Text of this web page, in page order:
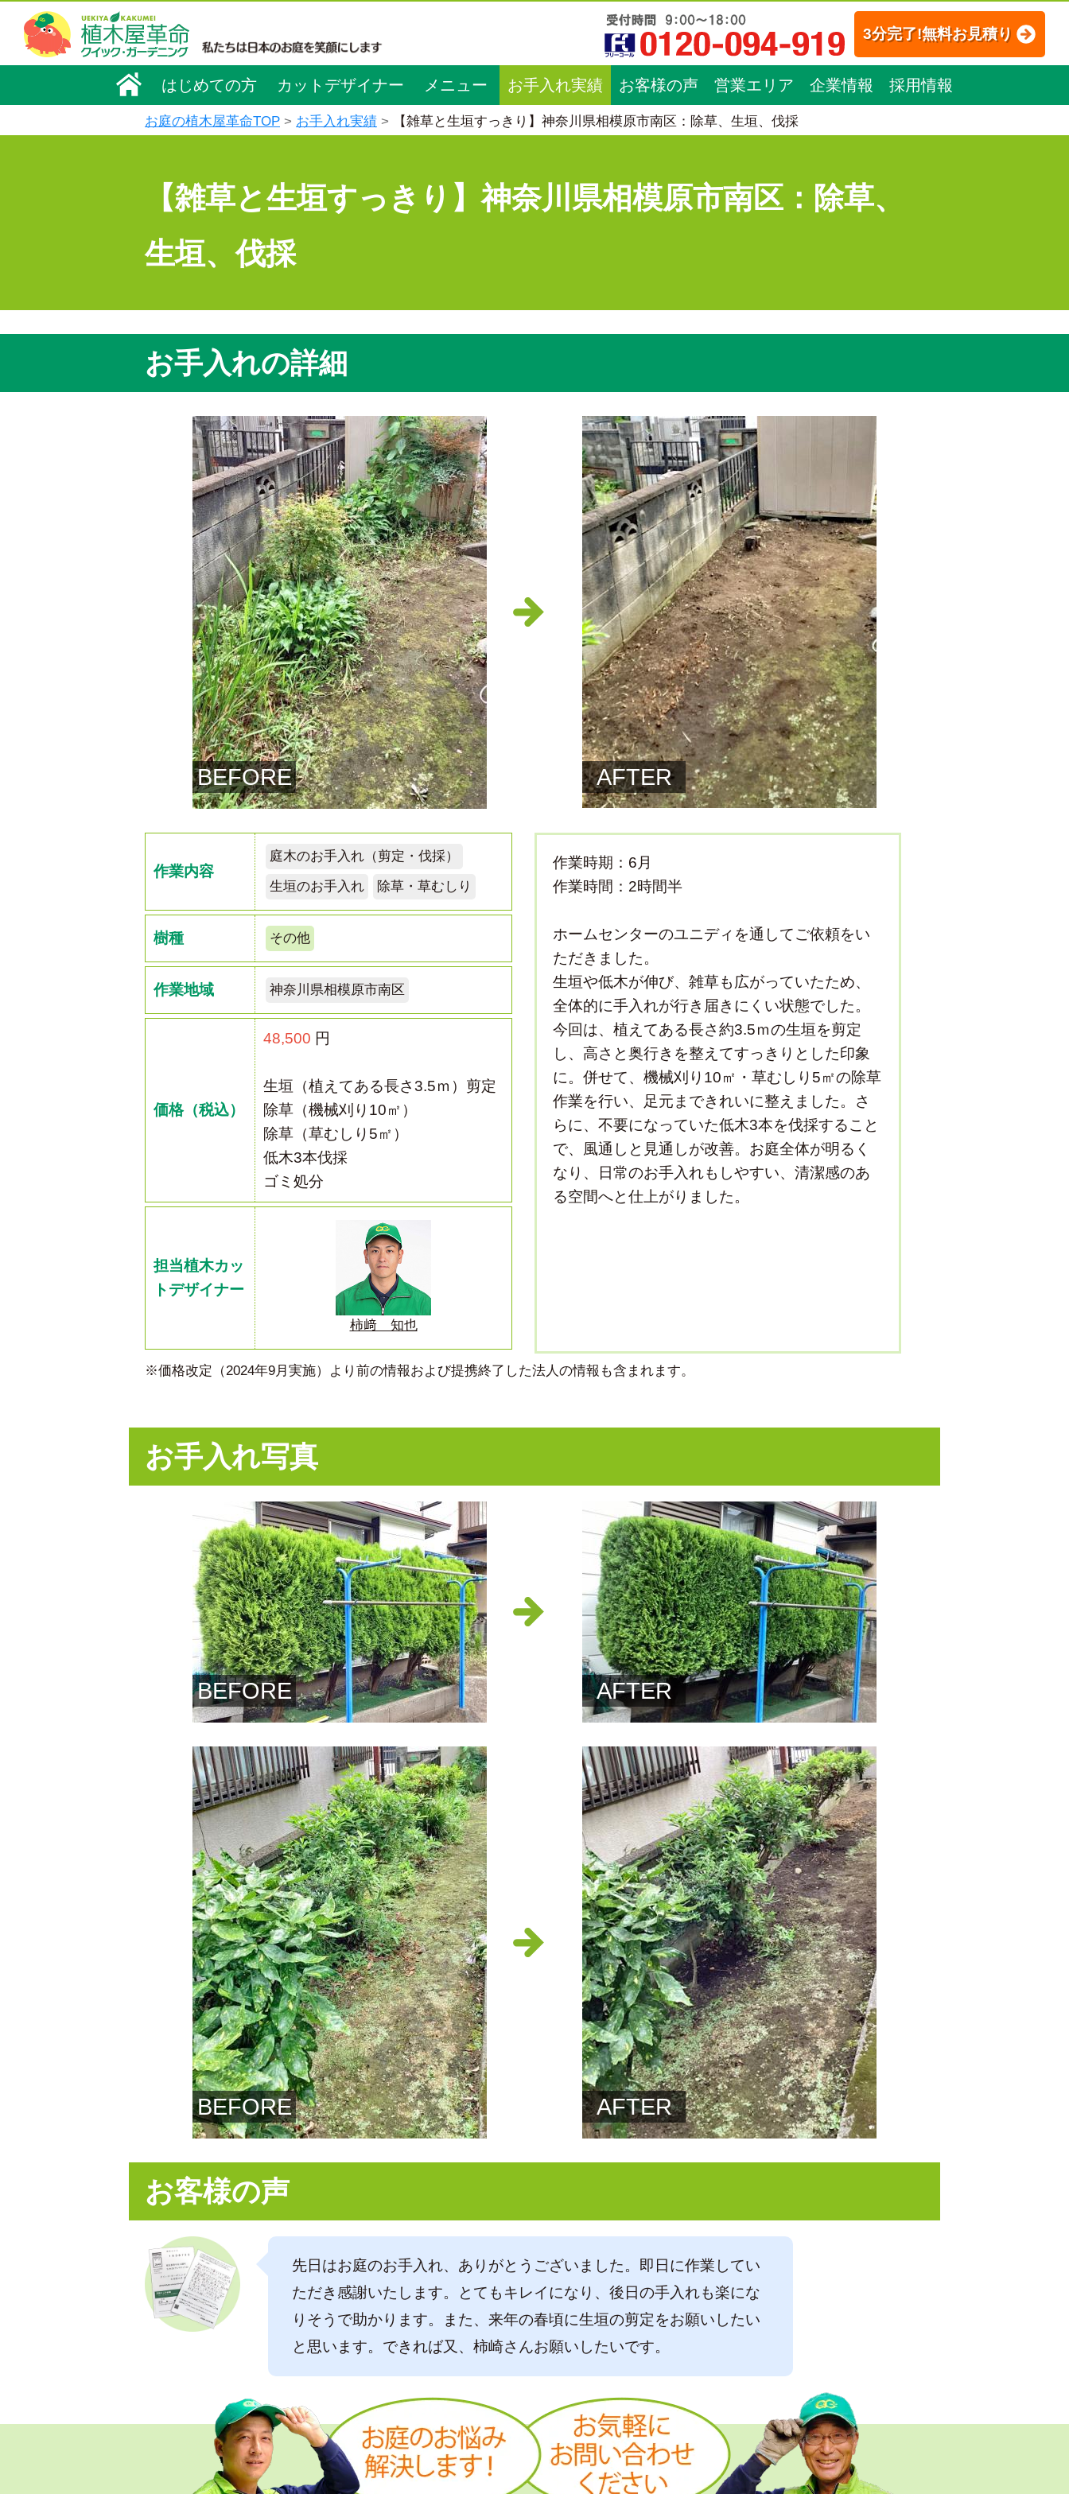
3分完了!無料お見積り
はじめての方 カットデザイナー メニュー お手入れ実績 お客様の声 営業エリア 企業情報 採用情報
お庭の植木屋革命TOP お手入れ実績 【雑草と生垣すっきり】神奈川県相模原市南区：除草、生垣、伐採
【雑草と生垣すっきり】神奈川県相模原市南区：除草、
生垣、伐採
お手入れの詳細
BEFORE AFTER
作業内容
庭木のお手入れ（剪定・伐採）
生垣のお手入れ
除草・草むしり
樹種 その他
作業地域 神奈川県相模原市南区
価格（税込）
48,500 円
生垣（植えてある長さ3.5ｍ）剪定
除草（機械刈り10㎡）
除草（草むしり5㎡）
低木3本伐採
ゴミ処分
担当植木カッ
トデザイナー
柿﨑 知也
作業時期：6月
作業時間：2時間半
ホームセンターのユニディを通してご依頼をい
ただきました。
生垣や低木が伸び、雑草も広がっていたため、
全体的に手入れが行き届きにくい状態でした。
今回は、植えてある長さ約3.5ｍの生垣を剪定
し、高さと奥行きを整えてすっきりとした印象
に。併せて、機械刈り10㎡・草むしり5㎡の除草
作業を行い、足元まできれいに整えました。さ
らに、不要になっていた低木3本を伐採すること
で、風通しと見通しが改善。お庭全体が明るく
なり、日常のお手入れもしやすい、清潔感のあ
る空間へと仕上がりました。
※価格改定（2024年9月実施）より前の情報および提携終了した法人の情報も含まれます。
お手入れ写真
BEFORE AFTER
BEFORE AFTER
お客様の声
先日はお庭のお手入れ、ありがとうございました。即日に作業してい
ただき感謝いたします。とてもキレイになり、後日の手入れも楽にな
りそうで助かります。また、来年の春頃に生垣の剪定をお願いしたい
と思います。できれば又、柿崎さんお願いしたいです。